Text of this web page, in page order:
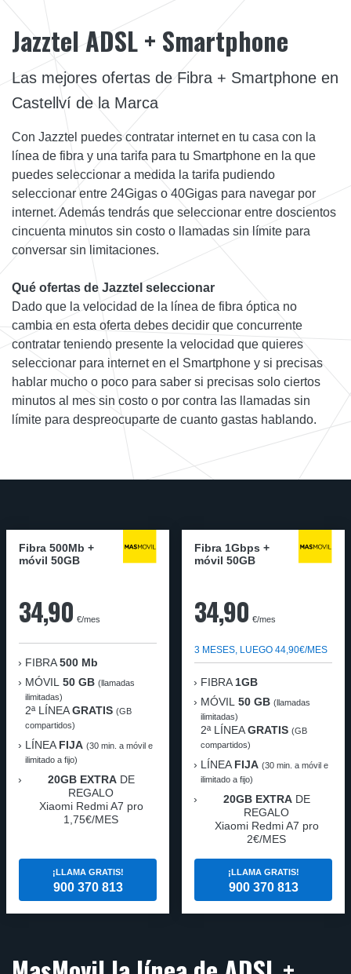
Jazztel ADSL + Smartphone
Las mejores ofertas de Fibra + Smartphone en
Castellví de la Marca
Con Jazztel puedes contratar internet en tu casa con la
línea de fibra y una tarifa para tu Smartphone en la que
puedes seleccionar a medida la tarifa pudiendo
seleccionar entre 24Gigas o 40Gigas para navegar por
internet. Además tendrás que seleccionar entre doscientos
cincuenta minutos sin costo o llamadas sin límite para
conversar sin limitaciones.
Qué ofertas de Jazztel seleccionar
Dado que la velocidad de la línea de fibra óptica no
cambia en esta oferta debes decidir que concurrente
contratar teniendo presente la velocidad que quieres
seleccionar para internet en el Smartphone y si precisas
hablar mucho o poco para saber si precisas solo ciertos
minutos al mes sin costo o por contra las llamadas sin
límite para despreocuparte de cuanto gastas hablando.
Fibra 500Mb +
móvil 50GB
34,90 €/mes
FIBRA 500 Mb
MÓVIL 50 GB (llamadas
ilimitadas)
2ª LÍNEAGRATIS (GB
compartidos)
LÍNEA FIJA (30 min. a móvil e
ilimitado a fijo)
20GB EXTRADE
REGALO
Xiaomi Redmi A7 pro
1,75€/MES
¡LLAMA GRATIS!
900 370 813
Fibra 1Gbps +
móvil 50GB
34,90 €/mes
3 MESES, LUEGO 44,90€/MES
FIBRA 1GB
MÓVIL 50 GB (llamadas
ilimitadas)
2ª LÍNEAGRATIS (GB
compartidos)
LÍNEA FIJA (30 min. a móvil e
ilimitado a fijo)
20GB EXTRADE
REGALO
Xiaomi Redmi A7 pro
2€/MES
¡LLAMA GRATIS!
900 370 813